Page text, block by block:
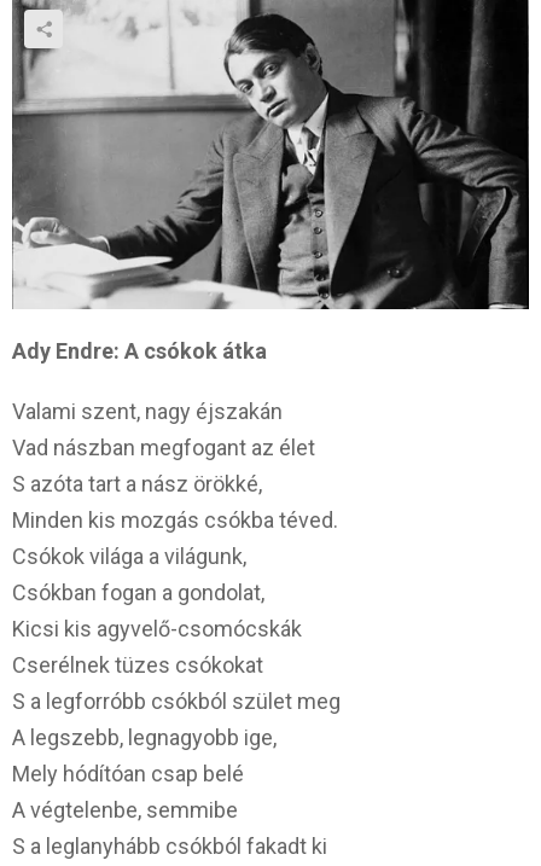
Ady Endre: A csókok átka
Valami szent, nagy éjszakán
Vad nászban megfogant az élet
S azóta tart a nász örökké,
Minden kis mozgás csókba téved.
Csókok világa a világunk,
Csókban fogan a gondolat,
Kicsi kis agyvelő-csomócskák
Cserélnek tüzes csókokat
S a legforróbb csókból szület meg
A legszebb, legnagyobb ige,
Mely hódítóan csap belé
A végtelenbe, semmibe
S a leglanyhább csókból fakadt ki